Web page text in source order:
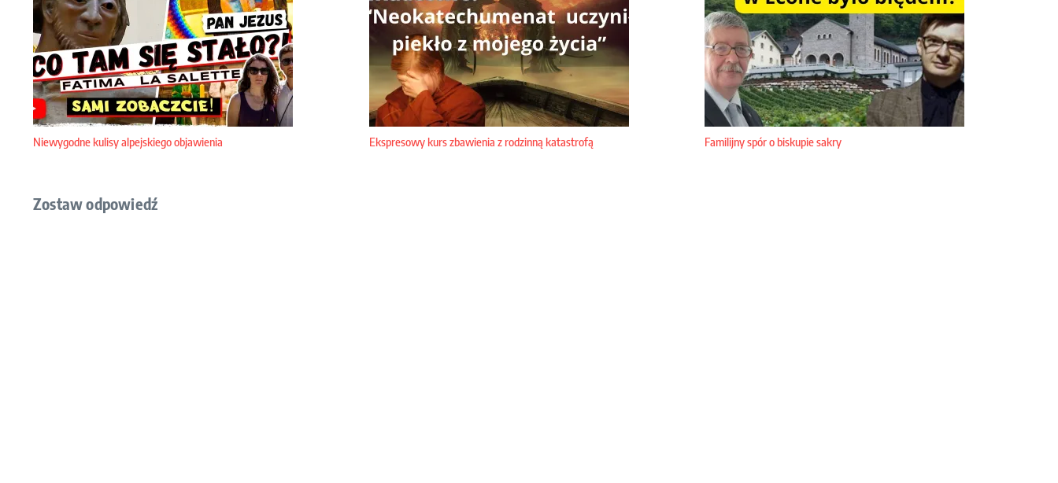
Niewygodne kulisy alpejskiego objawienia Ekspresowy kurs zbawienia z rodzinną katastrofą Familijny spór o biskupie sakry
Zostaw odpowiedź